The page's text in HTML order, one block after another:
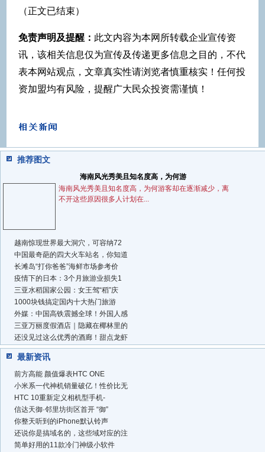
（正文已结束）
免责声明及提醒： 此文内容为本网所转载企业宣传资
讯，该相关信息仅为宣传及传递更多信息之目的，不代
表本网站观点，文章真实性请浏览者慎重核实！任何投
资加盟均有风险，提醒广大民众投资需谨慎！
推荐图文
海南风光秀美且知名度高，为何游
海南风光秀美且知名度高，为何游客却在逐渐减少，离
不开这些原因很多人计划在...
越南惊现世界最大洞穴，可容纳72
中国最奇葩的四大火车站名，你知道
长滩岛“打你爸爸”海鲜市场参考价
疫情下的日本：3个月旅游业损失1
三亚水稻国家公园：女王驾“稻”庆
1000块钱搞定国内十大热门旅游
外媒：中国高铁震撼全球！外国人感
三亚万丽度假酒店｜隐藏在椰林里的
还没见过这么优秀的酒廊！甜点龙虾
最新资讯
前方高能 颜值爆表HTC ONE
小米系一代神机销量破亿！性价比无
HTC 10重新定义相机型手机-
信达天御·邻里坊街区首开 “御”
你整天听到的iPhone默认铃声
还说你是搞域名的，这些域对应的注
简单好用的11款冷门神级小软件